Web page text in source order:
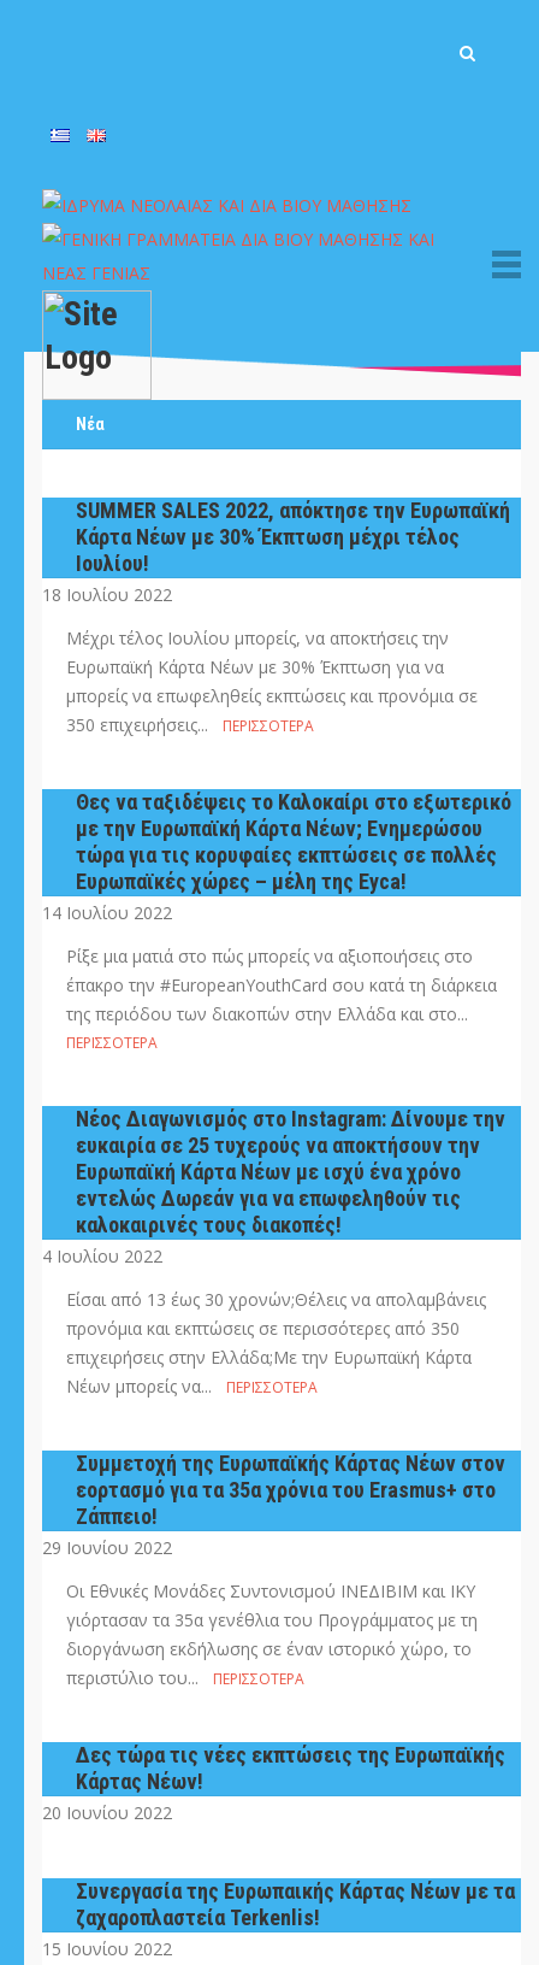
Νέα
SUMMER SALES 2022, απόκτησε την Ευρωπαϊκή
Κάρτα Νέων με 30% Έκπτωση μέχρι τέλος
Ιουλίου!
18 Ιουλίου 2022
Μέχρι τέλος Ιουλίου μπορείς, να αποκτήσεις την
Ευρωπαϊκή Κάρτα Νέων με 30% Έκπτωση για να
μπορείς να επωφεληθείς εκπτώσεις και προνόμια σε
350 επιχειρήσεις...
ΠΕΡΙΣΣΌΤΕΡΑ
Θες να ταξιδέψεις το Καλοκαίρι στο εξωτερικό
με την Ευρωπαϊκή Κάρτα Νέων; Ενημερώσου
τώρα για τις κορυφαίες εκπτώσεις σε πολλές
Ευρωπαϊκές χώρες – μέλη της Eyca!
14 Ιουλίου 2022
Ρίξε μια ματιά στο πώς μπορείς να αξιοποιήσεις στο
έπακρο την #EuropeanYouthCard σου κατά τη διάρκεια
της περιόδου των διακοπών στην Ελλάδα και στο...
ΠΕΡΙΣΣΌΤΕΡΑ
Νέος Διαγωνισμός στο Instagram: Δίνουμε την
ευκαιρία σε 25 τυχερούς να αποκτήσουν την
Ευρωπαϊκή Κάρτα Νέων με ισχύ ένα χρόνο
εντελώς Δωρεάν για να επωφεληθούν τις
καλοκαιρινές τους διακοπές!
4 Ιουλίου 2022
Είσαι από 13 έως 30 χρονών;Θέλεις να απολαμβάνεις
προνόμια και εκπτώσεις σε περισσότερες από 350
επιχειρήσεις στην Ελλάδα;Με την Ευρωπαϊκή Κάρτα
Νέων μπορείς να...
ΠΕΡΙΣΣΌΤΕΡΑ
Συμμετοχή της Ευρωπαϊκής Κάρτας Νέων στον
εορτασμό για τα 35α χρόνια του Erasmus+ στο
Ζάππειο!
29 Ιουνίου 2022
Οι Εθνικές Μονάδες Συντονισμού ΙΝΕΔΙΒΙΜ και ΙΚΥ
γιόρτασαν τα 35α γενέθλια του Προγράμματος με τη
διοργάνωση εκδήλωσης σε έναν ιστορικό χώρο, το
περιστύλιο του...
ΠΕΡΙΣΣΌΤΕΡΑ
Δες τώρα τις νέες εκπτώσεις της Ευρωπαϊκής
Κάρτας Νέων!
20 Ιουνίου 2022
Συνεργασία της Ευρωπαικής Κάρτας Νέων με τα
ζαχαροπλαστεία Terkenlis!
15 Ιουνίου 2022